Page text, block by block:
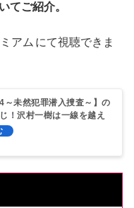
てご紹介。
アム にて視聴できま
～未然犯罪潜入捜査～】の
！沢村一樹は一線を越え